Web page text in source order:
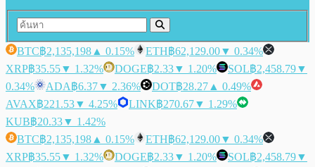
BTC฿2,135,198 ▲ 0.15% ETH฿62,129.00▼ 0.34%
XRP฿35.55▼ 1.32% DOGE฿2.33▼ 1.20% SOL฿2,458.79▼
0.34%
ADA฿6.37▼ 2.36% DOT฿28.27 ▲ 0.49%
AVAX฿221.53▼ 4.25% LINK฿270.67▼ 1.29%
KUB฿20.33▼ 1.42%
BTC฿2,135,198 ▲ 0.15% ETH฿62,129.00▼ 0.34%
XRP฿35.55▼ 1.32% DOGE฿2.33▼ 1.20% SOL฿2,458.79▼